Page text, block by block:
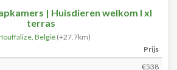
| Huisdieren welkom I xl
terras
, België (+27.7km)
Prijs
€538